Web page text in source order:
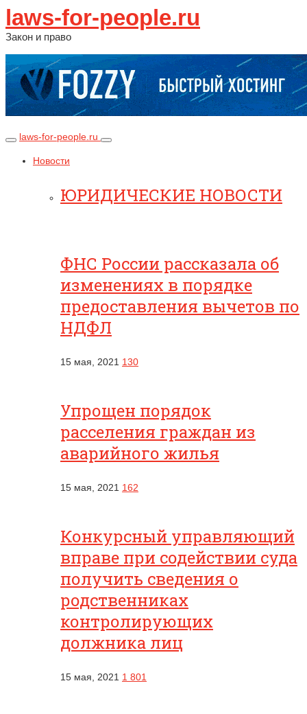
laws-for-people.ru
Закон и право
laws-for-people.ru
Новости
ЮРИДИЧЕСКИЕ НОВОСТИ
ФНС России рассказала об
изменениях в порядке
предоставления вычетов по
НДФЛ
15 мая, 2021 130
Упрощен порядок
расселения граждан из
аварийного жилья
15 мая, 2021 162
Конкурсный управляющий
вправе при содействии суда
получить сведения о
родственниках
контролирующих
должника лиц
15 мая, 2021 1 801